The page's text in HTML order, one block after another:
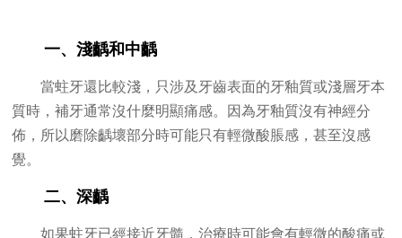
一、淺齲和中齲
當蛀牙還比較淺，只涉及牙齒表面的牙釉質或淺層牙本
質時，補牙通常沒什麼明顯痛感。因為牙釉質沒有神經分
佈，所以磨除齲壞部分時可能只有輕微酸脹感，甚至沒感
覺。
二、深齲
如果蛀牙已經接近牙髓，治療時可能會有輕微的酸痛或